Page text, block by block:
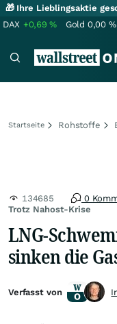
🎁 Ihre Lieblingsaktie
DAX +0,69% Gold 0,00 %
Startseite Rohstoffe
Trotz Nahost-Krise
134685 0
LNG-
sinken die
Verfasst von